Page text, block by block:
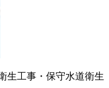
生工事・保守水道衛生